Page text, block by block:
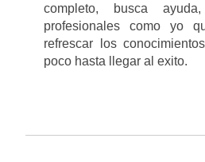
completo, busca
profesionales como yo
refrescar los
poco hasta llegar al exito.